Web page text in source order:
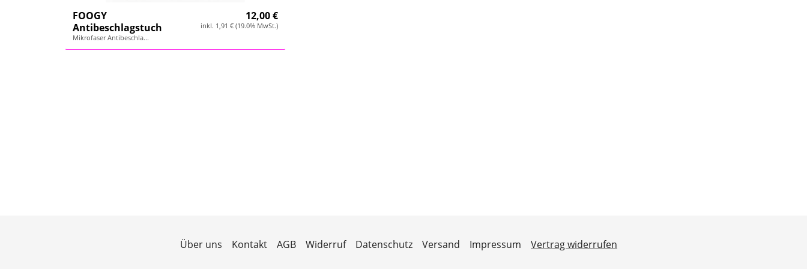
FOOGY
Antibeschlagstuch
Mikrofaser Antibeschla...
12,00 €
inkl. 1,91 € (19.0% MwSt.)
Über uns Kontakt AGB Widerruf Datenschutz Versand Impressum Vertrag widerrufen